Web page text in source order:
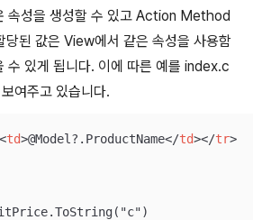
속성을 생성할 수 있고 Action Method
된 값은 View에서 같은 속성을 사용함
수 있게 됩니다. 이에 따른 예를 index.c
여주고 있습니다.
<td>@Model?.ProductName</td></tr>